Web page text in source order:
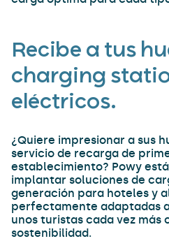
Recibe a tus
charging
eléctricos.
¿Quiere impresionar a sus
servicio de recarga de
establecimiento? Powy
implantar soluciones de
generación para hoteles y
perfectamente adaptadas
unos turistas cada vez más
sostenibilidad.